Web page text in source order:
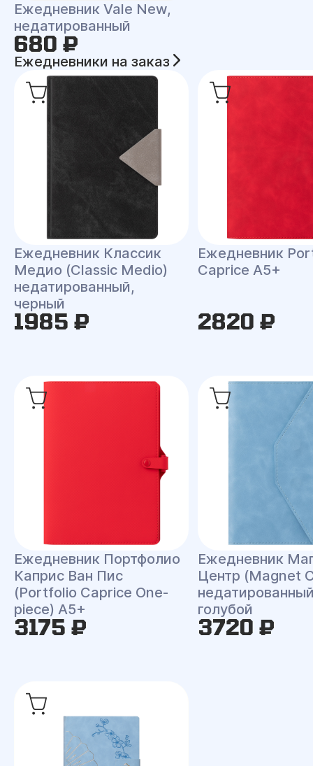
Ежедневник Vale New,
недатированный
680 ₽
Ежедневники на заказ
Ежедневник Классик
Медио (Classic Medio)
недатированный,
черный
1985 ₽
Ежедневник
Caprice A5+
2820 ₽
Ежедневник Портфолио
Каприс Ван Пис
(Portfolio Caprice One-
piece) A5+
3175 ₽
Ежедневник
Центр (Magnet
голубой
3720 ₽